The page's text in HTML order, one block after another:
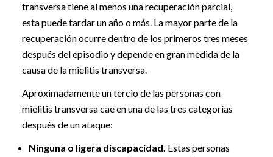
transversa tiene al menos una recuperación parcial,
esta puede tardar un año o más. La mayor parte de la
recuperación ocurre dentro de los primeros tres meses
después del episodio y depende en gran medida de la
causa de la mielitis transversa.
Aproximadamente un tercio de las personas con
mielitis transversa cae en una de las tres categorías
después de un ataque:
Ninguna o ligera discapacidad. Estas personas